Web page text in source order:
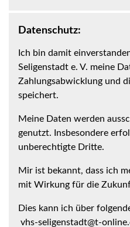
Datenschutz:
Ich bin damit
Seligenstadt e. V. meine
Zahlungsabwicklung und
speichert.
Meine Daten werden
genutzt. Insbesondere
unberechtigte Dritte.
Mir ist bekannt, dass ich
mit Wirkung für die
Dies kann ich über
vhs-seligenstadt@t-